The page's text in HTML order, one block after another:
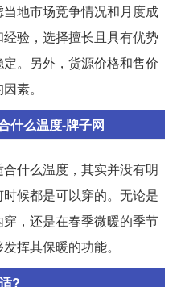
地市场竞争情况和月度成
验，选择擅长且具有优势
。另外，货源价格和售价
素。
什么温度-牌子网
什么温度，其实并没有明
候都是可以穿的。无论是
，还是在春季微暖的季节
挥其保暖的功能。
?